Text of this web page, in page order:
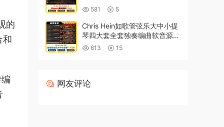
的
和
581 5
Chris Hein如歌管弦乐大中小提
琴四大套全套独奏编曲软音源音
色 613 15
网友评论